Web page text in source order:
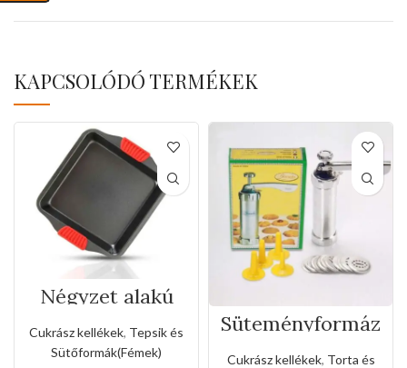
KAPCSOLÓDÓ TERMÉKEK
Négyzet alakú
tepsi szilikon
fogóval
Cukrász kellékek, Tepsik és
Sütőformák(Fémek)
Süteményformáz
ó készlet
Cukrász kellékek, Torta és